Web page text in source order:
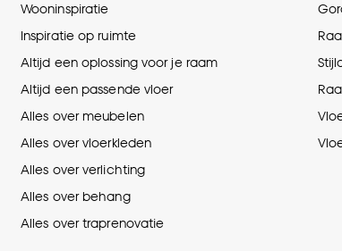
Wooninspiratie
Inspiratie op ruimte
Altijd een oplossing voor je raam
Altijd een passende vloer
Alles over meubelen
Alles over vloerkleden
Alles over verlichting
Alles over behang
Alles over traprenovatie